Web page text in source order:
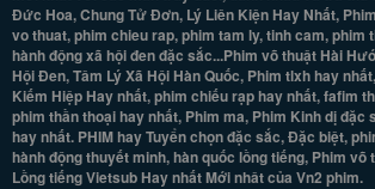
Đức Hoa, Chung Tử Đơn, Lý Liên Kiện Hay Nhất,
vo thuat, phim chieu rap, phim tam ly, tinh cam,
hành động xã hội đen đặc sắc...Phim võ thuật Hài
Hội Đen, Tâm Lý Xã Hội Hàn Quốc, Phim tlxh hay
Kiếm Hiệp Hay nhất, phim chiếu rạp hay nhất, fafim
phim thần thoại hay nhất, Phim ma, Phim Kinh dị
hay nhất. PHIM hay Tuyển chọn đặc sắc, Đặc biệt,
hành động thuyết minh, hàn quốc lồng tiếng, Phim
Lồng tiếng Vietsub Hay nhất Mới nhât của Vn2 phim.